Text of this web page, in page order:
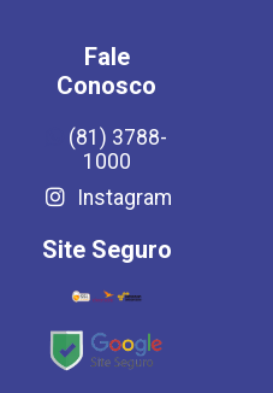
Fale
Conosco
(81) 3788-
1000
Instagram
Site Seguro